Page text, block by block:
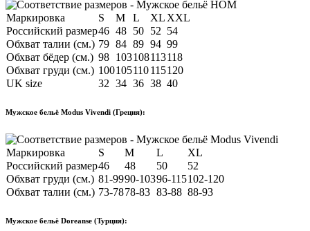
Маркировка S M L XL XXL
Российский размер46 48 50 52 54
Обхват талии (см.) 79 84 89 94 99
Обхват бёдер (см.) 98 103108113118
Обхват груди (см.) 100105110115120
UK size
32 34 36 38 40
Мужское бельё Modus Vivendi (Греция):
Маркировка S M L
XL
Российский размер46 48 50
52
Обхват груди (см.) 81-9990-10396-115102-120
Обхват талии (см.) 73-7878-83 83-88 88-93
Мужское бельё Doreanse (Турция):